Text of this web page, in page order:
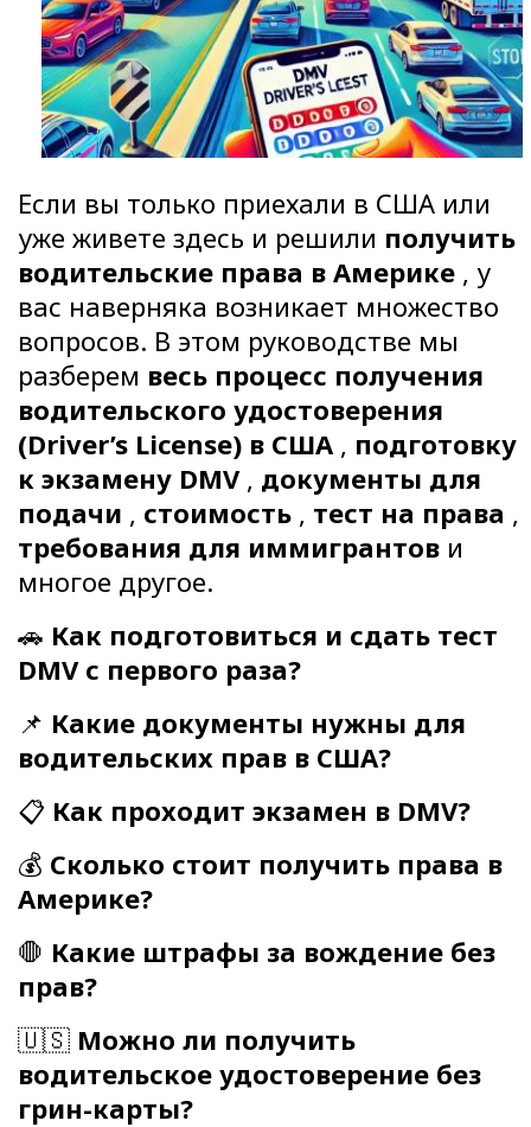
Если вы только приехали в США или
уже живете здесь и решили получить
водительские права в Америке , у
вас наверняка возникает множество
вопросов. В этом руководстве мы
разберем весь процесс получения
водительского удостоверения
(Driver’s License) в США , подготовку
к экзамену DMV , документы для
подачи , стоимость , тест на права ,
требования для иммигрантов и
многое другое.
🚗 Как подготовиться и сдать тест
DMV с первого раза?
📌 Какие документы нужны для
водительских прав в США?
📋 Как проходит экзамен в DMV?
💰 Сколько стоит получить права в
Америке?
🛑 Какие штрафы за вождение без
прав?
🇺🇸 Можно ли получить
водительское удостоверение без
грин-карты?